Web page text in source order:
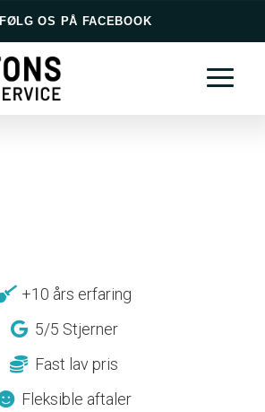
FØLG OS PÅ FACEBOOK
+10 års erfaring
5/5 Stjerner
Fast lav pris
Fleksible aftaler